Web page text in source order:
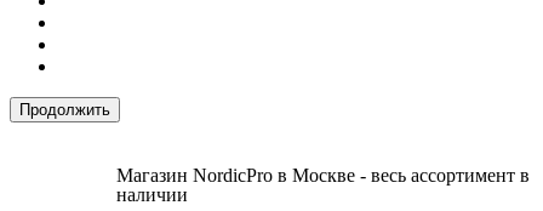
Продолжить
Магазин NordicPro в Москве - весь ассортимент в
наличии